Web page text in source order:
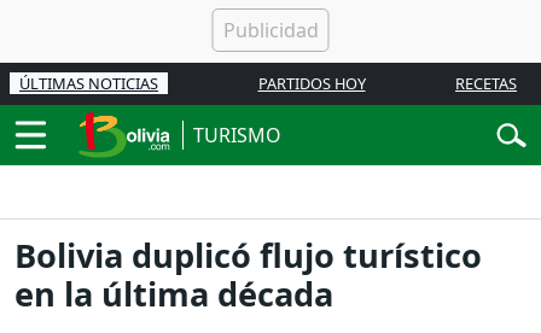
ÚLTIMAS NOTICIAS PARTIDOS HOY RECETAS
TURISMO
Bolivia duplicó flujo turístico
en la última década